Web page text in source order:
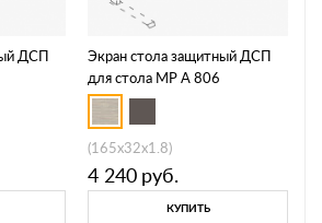
ДСП
Экран стола защитный ДСП
для стола МР А 806
(165x32x1.8)
4 240 руб.
КУПИТЬ